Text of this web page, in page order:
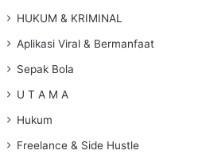
HUKUM & KRIMINAL
Aplikasi Viral & Bermanfaat
Sepak Bola
U T A M A
Hukum
Freelance & Side Hustle